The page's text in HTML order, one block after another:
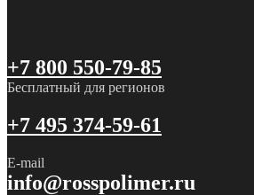
+7 800 550-79-85
Бесплатный для регионов
+7 495 374-59-61
E-mail
info@rosspolimer.ru